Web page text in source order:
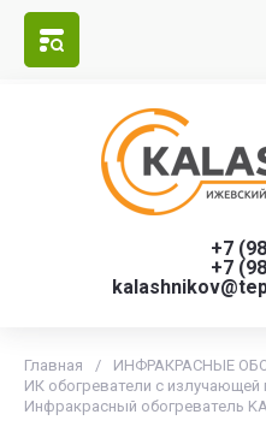
+7
+7
Главная / ИНФРАКРАСНЫЕ
ИК обогреватели с излучающей
Инфракрасный обогреватель